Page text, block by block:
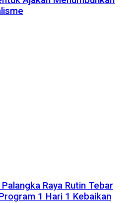
Raya Rutin Tebar
1 Hari 1 Kebaikan